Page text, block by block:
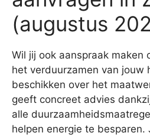
(augustus
Wil jij ook aanspraak maken
het verduurzamen van jouw
beschikken over het
geeft concreet advies
alle
helpen energie te besparen.